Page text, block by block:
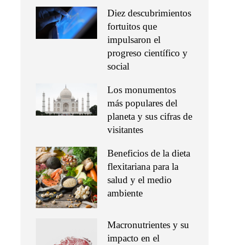
Diez descubrimientos
fortuitos que
impulsaron el
progreso científico y
social
Los monumentos
más populares del
planeta y sus cifras de
visitantes
Beneficios de la dieta
flexitariana para la
salud y el medio
ambiente
Macronutrientes y su
impacto en el